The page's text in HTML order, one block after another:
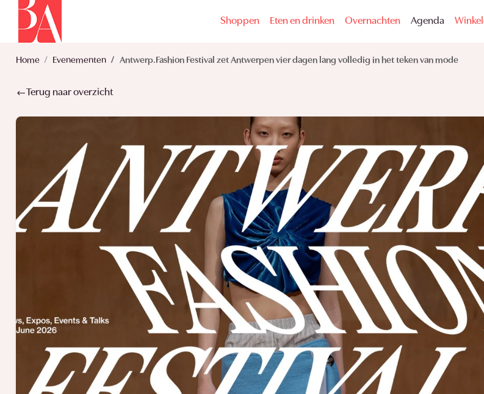
Shoppen Eten en drinken Overnachten Agenda
Home Evenementen Antwerp.Fashion Festival zet Antwerpen vier dagen lang volledig in het teken van mode
Terug naar overzicht